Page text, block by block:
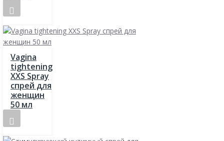
Vagina
tightening
XXS Spray
спрей для
женщин
50 мл